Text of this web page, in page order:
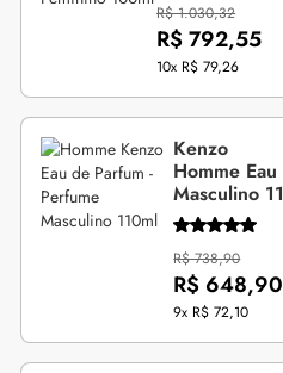
R$ 1.030,32
R$ 792,55
10x R$ 79,26
Kenzo
Homme
Masculino
R$ 738,90
R$ 648,90
9x R$ 72,10